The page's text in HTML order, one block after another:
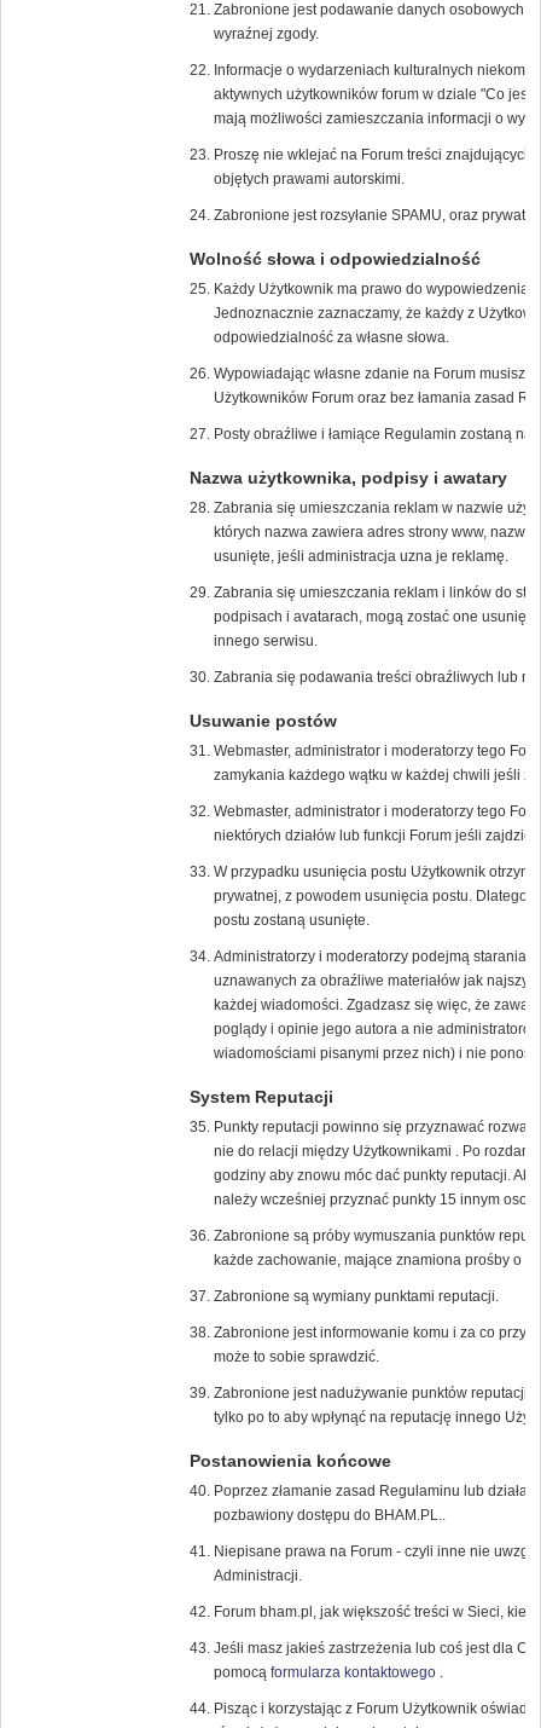
Zabronione jest podawanie danych osobowych
wyraźnej zgody.
Informacje o wydarzeniach kulturalnych
aktywnych użytkowników forum w dziale "Co
mają możliwości zamieszczania informacji o
Proszę nie wklejać na Forum treści
objętych prawami autorskimi.
Zabronione jest rozsyłanie SPAMU, oraz
Wolność słowa i odpowiedzialność
Każdy Użytkownik ma prawo do wypowiedzenia
Jednoznacznie zaznaczamy, że każdy z
odpowiedzialność za własne słowa.
Wypowiadając własne zdanie na Forum musisz
Użytkowników Forum oraz bez łamania zasad
Posty obraźliwe i łamiące Regulamin zostaną
Nazwa użytkownika, podpisy i awatary
Zabrania się umieszczania reklam w nazwie
których nazwa zawiera adres strony www,
usunięte, jeśli administracja uzna je reklamę.
Zabrania się umieszczania reklam i linków do
podpisach i avatarach, mogą zostać one
innego serwisu.
Zabrania się podawania treści obraźliwych lub
Usuwanie postów
Webmaster, administrator i moderatorzy tego
zamykania każdego wątku w każdej chwili jeśli
Webmaster, administrator i moderatorzy tego
niektórych działów lub funkcji Forum jeśli zajdzie
W przypadku usunięcia postu Użytkownik
prywatnej, z powodem usunięcia postu. Dlatego
postu zostaną usunięte.
Administratorzy i moderatorzy podejmą starania
uznawanych za obraźliwe materiałów jak
każdej wiadomości. Zgadzasz się więc, że
poglądy i opinie jego autora a nie
wiadomościami pisanymi przez nich) i nie
System Reputacji
Punkty reputacji powinno się przyznawać
nie do relacji między Użytkownikami . Po
godziny aby znowu móc dać punkty reputacji.
należy wcześniej przyznać punkty 15 innym
Zabronione są próby wymuszania punktów
każde zachowanie, mające znamiona prośby o
Zabronione są wymiany punktami reputacji.
Zabronione jest informowanie komu i za co
może to sobie sprawdzić.
Zabronione jest nadużywanie punktów reputacji,
tylko po to aby wpłynąć na reputację innego
Postanowienia końcowe
Poprzez złamanie zasad Regulaminu lub
pozbawiony dostępu do BHAM.PL..
Niepisane prawa na Forum - czyli inne nie
Administracji.
Forum bham.pl, jak większość treści w Sieci,
Jeśli masz jakieś zastrzeżenia lub coś jest dla
pomocą formularza kontaktowego.
Pisząc i korzystając z Forum Użytkownik